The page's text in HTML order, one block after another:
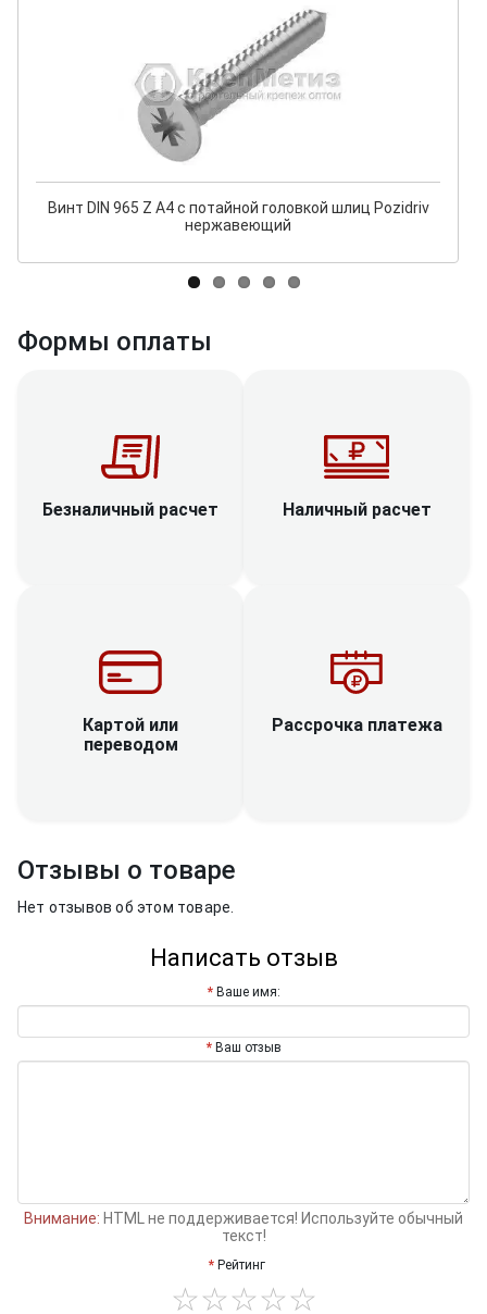
Винт DIN 965 Z A4 с потайной головкой шлиц Pozidriv
нержавеющий
Формы оплаты
Безналичный расчет Наличный расчет
Картой или
переводом
Рассрочка платежа
Отзывы о товаре
Нет отзывов об этом товаре.
Написать отзыв
Ваше имя:
Ваш отзыв
Внимание: HTML не поддерживается! Используйте обычный
текст!
Рейтинг